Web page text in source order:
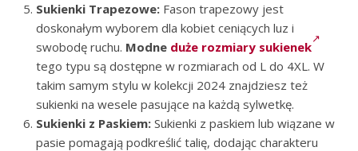
Sukienki Trapezowe: Fason trapezowy jest
doskonałym wyborem dla kobiet ceniących luz i
swobodę ruchu. Modne duże rozmiary sukienek
tego typu są dostępne w rozmiarach od L do 4XL. W
takim samym stylu w kolekcji 2024 znajdziesz też
sukienki na wesele pasujące na każdą sylwetkę.
Sukienki z Paskiem: Sukienki z paskiem lub wiązane w
pasie pomagają podkreślić talię, dodając charakteru